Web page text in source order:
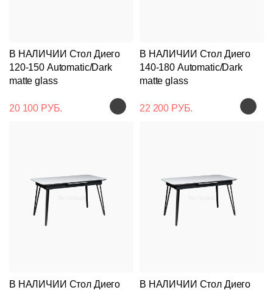
В НАЛИЧИИ Стол Диего
120-150 Automatic/Dark
matte glass
20 100 РУБ.
В НАЛИЧИИ Стол Диего
140-180 Automatic/Dark
matte glass
22 200 РУБ.
В НАЛИЧИИ Стол Диего
В НАЛИЧИИ Стол Диего